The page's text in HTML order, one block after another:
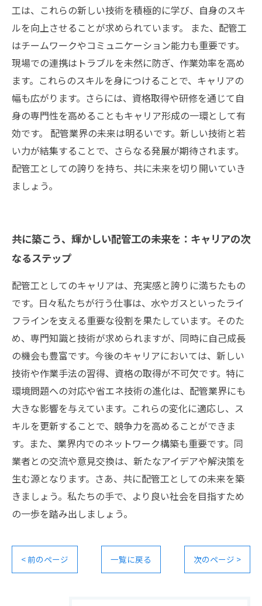
工は、これらの新しい技術を積極的に学び、自身のスキ
ルを向上させることが求められています。 また、配管工
はチームワークやコミュニケーション能力も重要です。
現場での連携はトラブルを未然に防ぎ、作業効率を高め
ます。これらのスキルを身につけることで、キャリアの
幅も広がります。さらには、資格取得や研修を通じて自
身の専門性を高めることもキャリア形成の一環として有
効です。 配管業界の未来は明るいです。新しい技術と若
い力が結集することで、さらなる発展が期待されます。
配管工としての誇りを持ち、共に未来を切り開いていき
ましょう。
共に築こう、輝かしい配管工の未来を：キャリアの次
なるステップ
配管工としてのキャリアは、充実感と誇りに満ちたもの
です。日々私たちが行う仕事は、水やガスといったライ
フラインを支える重要な役割を果たしています。そのた
め、専門知識と技術が求められますが、同時に自己成長
の機会も豊富です。今後のキャリアにおいては、新しい
技術や作業手法の習得、資格の取得が不可欠です。特に
環境問題への対応や省エネ技術の進化は、配管業界にも
大きな影響を与えています。これらの変化に適応し、ス
キルを更新することで、競争力を高めることができま
す。また、業界内でのネットワーク構築も重要です。同
業者との交流や意見交換は、新たなアイデアや解決策を
生む源となります。さあ、共に配管工としての未来を築
きましょう。私たちの手で、より良い社会を目指すため
の一歩を踏み出しましょう。
< 前のページ 一覧に戻る 次のページ >